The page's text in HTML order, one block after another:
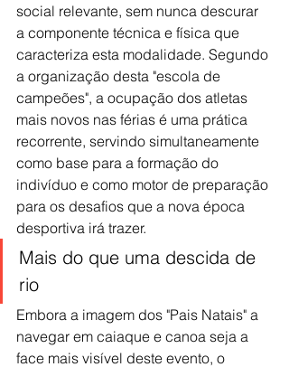
social relevante, sem nunca descurar
a componente técnica e física que
caracteriza esta modalidade. Segundo
a organização desta "escola de
campeões", a ocupação dos atletas
mais novos nas férias é uma prática
recorrente, servindo simultaneamente
como base para a formação do
indivíduo e como motor de preparação
para os desafios que a nova época
desportiva irá trazer.
Mais do que uma descida de
rio
Embora a imagem dos "Pais Natais" a
navegar em caiaque e canoa seja a
face mais visível deste evento, o